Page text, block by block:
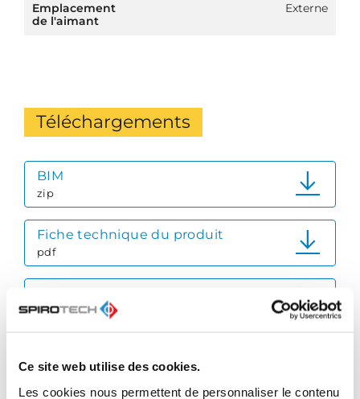
Ce site web utilise des cookies.
Les cookies nous permettent de personnaliser le contenu
Emplacement
de l'aimant
Externe
Téléchargements
BIM
zip
Fiche technique du produit
pdf
pdf
pdf